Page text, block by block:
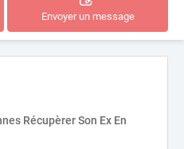
Envoyer un message
Récupèrer Son Ex En